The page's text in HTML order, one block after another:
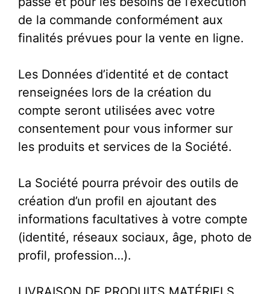
de la commande conformément aux
finalités prévues pour la vente en ligne.
Les Données d’identité et de contact
renseignées lors de la création du
compte seront utilisées avec votre
consentement pour vous informer sur
les produits et services de la Société.
La Société pourra prévoir des outils de
création d’un profil en ajoutant des
informations facultatives à votre compte
(identité, réseaux sociaux, âge, photo de
profil, profession…).